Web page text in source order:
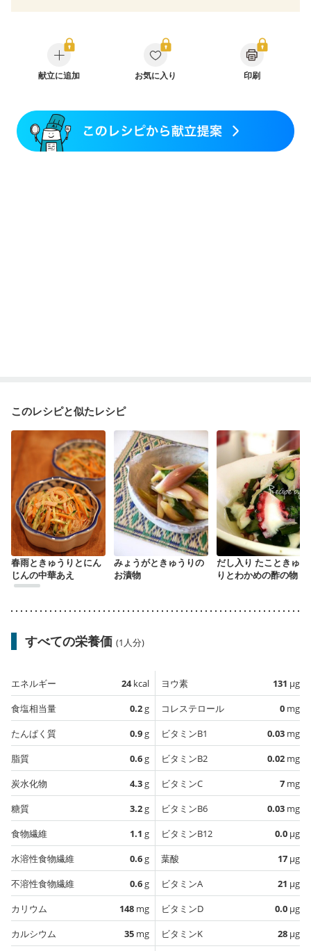
CKD（ステージ２）
CKD（ステージ３a）
CKD（ステージ３b）
乳がん（抗がん剤治療中）
乳がん（ホルモン療法中）
乳がん（放射線治療中）
妊婦健診・体重増加が気になる（初期）
妊婦健診・血圧が気になる（初期）
妊婦健診・血糖値が気になる（初期）
献立に追加 お気に入り 印刷
このレシピと似たレシピ
春雨ときゅうりとにん
じんの中華あえ
みょうがときゅうりの
お漬物
だし入り たこときゅう
りとわかめの酢の物
すべての栄養価 (1人分)
エネルギー 24kcal
食塩相当量
0.2g
たんぱく質
0.9g
脂質
0.6g
炭水化物
4.3g
糖質
3.2g
食物繊維
1.1 g
水溶性食物繊維
0.6g
不溶性食物繊維
0.6g
カリウム
148 mg
カルシウム
35 mg
ヨウ素 131 µg
コレステロール
0 mg
ビタミンB1
0.03 mg
ビタミンB2
0.02 mg
ビタミンC
7 mg
ビタミンB6
0.03 mg
ビタミンB12
0.0 µg
葉酸
17 µg
ビタミンA
21 µg
ビタミンD
0.0 µg
ビタミンK
28 µg